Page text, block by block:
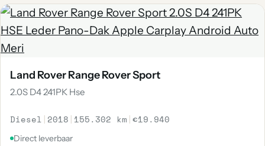
Land Rover Range Rover Sport
2.0S D4 241PK Hse
Diesel | 2018 | 155.302 km |€19.940
Direct leverbaar